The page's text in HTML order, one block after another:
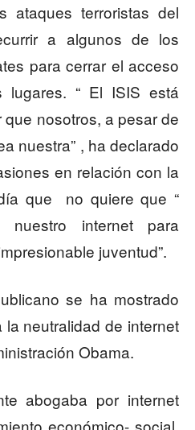
ataques terroristas del
a algunos de los
para cerrar el acceso
lugares. “ El ISIS está
nosotros, a pesar de
nuestra” , ha declarado
en relación con la
que
no quiere que “
nuestro internet para
juventud”.
se ha mostrado
neutralidad de internet
Obama.
abogaba por internet